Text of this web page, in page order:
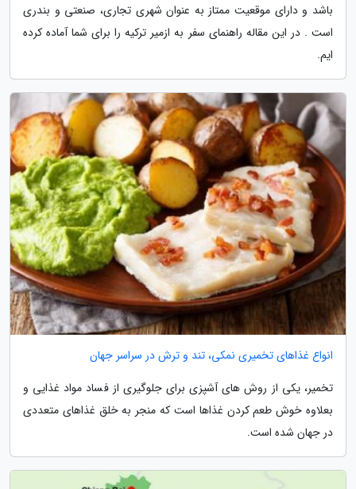
باشد و دارای موقعیت ممتاز به عنوان شهری تجاری، صنعتی و بندری
است . در این مقاله راهنمای سفر به ازمیر ترکیه را برای شما آماده کرده
ایم.
انواع غذاهای تخمیری نمکی، تند و ترش در سراسر جهان
تخمیر، یکی از روش های آشپزی برای جلوگیری از فساد مواد غذایی و
بعلاوه خوش طعم کردن غذاها است که منجر به خلق غذاهای متعددی
در جهان شده است.